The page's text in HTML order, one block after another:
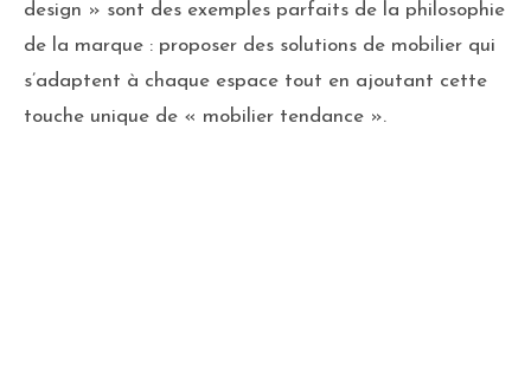
design » sont des exemples parfaits de la philosophie
de la marque : proposer des solutions de mobilier qui
s’adaptent à chaque espace tout en ajoutant cette
touche unique de « mobilier tendance ».